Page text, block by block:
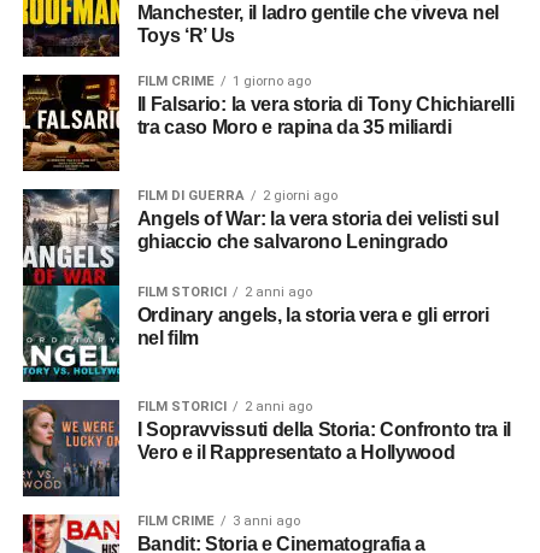
Manchester, il ladro gentile che viveva nel
Toys ‘R’ Us
FILM CRIME 1 giorno ago
tra caso Moro e rapina da 35 miliardi
FILM DI GUERRA 2 giorni ago
Angels of War: la vera storia dei velisti sul
ghiaccio che salvarono Leningrado
FILM STORICI 2 anni ago
Ordinary angels, la storia vera e gli errori
nel film
FILM STORICI 2 anni ago
Vero e il Rappresentato a Hollywood
FILM CRIME 3 anni ago
Bandit: Storia e Cinematografia a